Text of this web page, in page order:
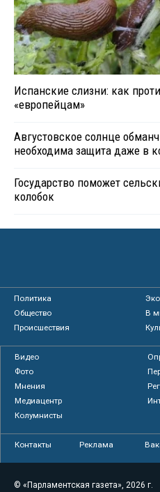
Испанские слизни: как
«европейцам»
Августовское солнце
необходима защита даже в
Государство поможет
колобок
Политика
Общество
В
Происшествия
Видео
Фото
Мнения
Медиацентр
Колумнисты
Контакты Реклама
© «Парламентская газета», 2026 г.